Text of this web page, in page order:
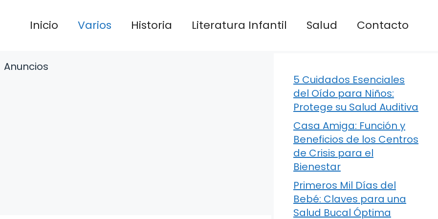
Inicio Varios Historia Literatura Infantil Salud Contacto
Anuncios
5 Cuidados Esenciales
del Oído para Niños:
Protege su Salud Auditiva
Casa Amiga: Función y
Beneficios de los Centros
de Crisis para el
Bienestar
Primeros Mil Días del
Bebé: Claves para una
Salud Bucal Óptima